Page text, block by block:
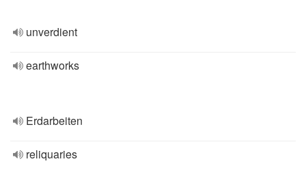
unverdient
earthworks
Erdarbeiten
reliquaries